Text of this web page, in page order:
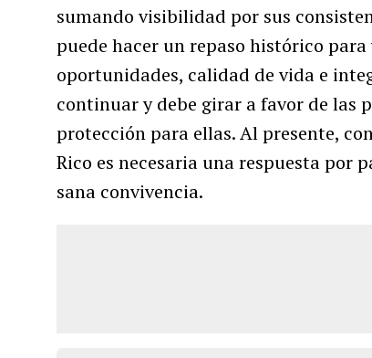
sumando visibilidad por sus
puede hacer un repaso histórico
oportunidades, calidad de vida e
continuar y debe girar a favor de las
protección para ellas. Al presente,
Rico es necesaria una respuesta por
sana convivencia.